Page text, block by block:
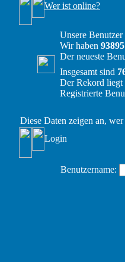
Wer ist online?
Unsere Benutzer
Wir haben 93895
Der neueste
Insgesamt sind
Der Rekord liegt
Registrierte
Diese Daten zeigen an,
Login
Benutzername: